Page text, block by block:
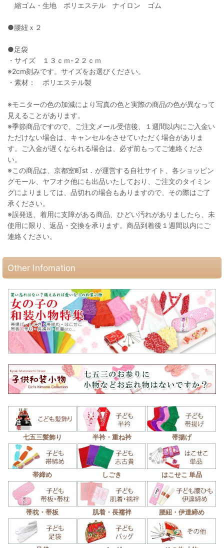
縮ゴム・生地 ポリエステル ナイロン ゴム
●腰紐ｘ２
●足袋
・サイズ １３ｃｍ-２２ｃｍ
※2cm刻みです。サイズをお選びください。
・素材： ポリエステル製
※モニターの色の加減により写真の色と実際の商品の色が異なって
見えることがあります。
※季節商品ですので、ご注文メール受信後、１週間以内にご入金い
ただけない場合は、キャンセルをさせていただく場合がありま
す。ご入金が遅くなられる場合は、必ず前もってご連絡くださ
い。
※この商品は、京都室町st．が運営する自社サイト、各ショッピン
グモール、ヤフオク他にも出品いたしており、ご注文のタイミン
グによりましては、品切れの場合もありますので、その際はご了
承ください。
※誤発送、着用に支障がある商品、ひどい汚れがありましたら、未
使用に限り、返品・交換を承ります。商品到着後１週間以内にご
連絡ください。
Other Infomation
七五三髪飾り 半衿・重ね衿 帯揚げ
帯締め しごき はこせこ 単品
帯枕・帯板 肌着・長襦袢 腰紐・伊達締め